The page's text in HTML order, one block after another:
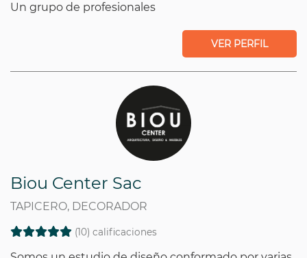
Un grupo de profesionales
VER PERFIL
Biou Center Sac
TAPICERO, DECORADOR
(10) calificaciones